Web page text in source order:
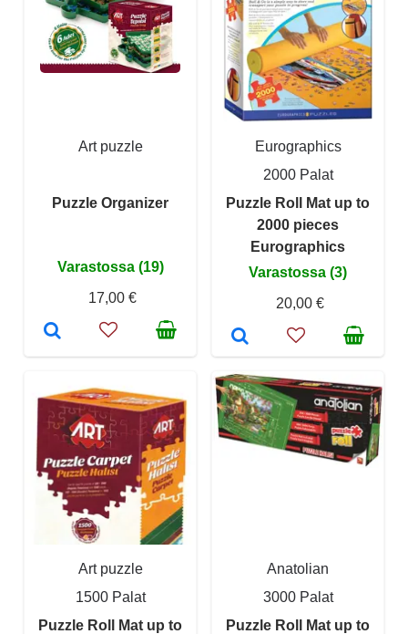
Art puzzle
Puzzle Organizer
Varastossa (19)
17,00 €
Eurographics
2000 Palat
Puzzle Roll Mat up to
2000 pieces
Eurographics
Varastossa (3)
20,00 €
Art puzzle
1500 Palat
Puzzle Roll Mat up to
Anatolian
3000 Palat
Puzzle Roll Mat up to